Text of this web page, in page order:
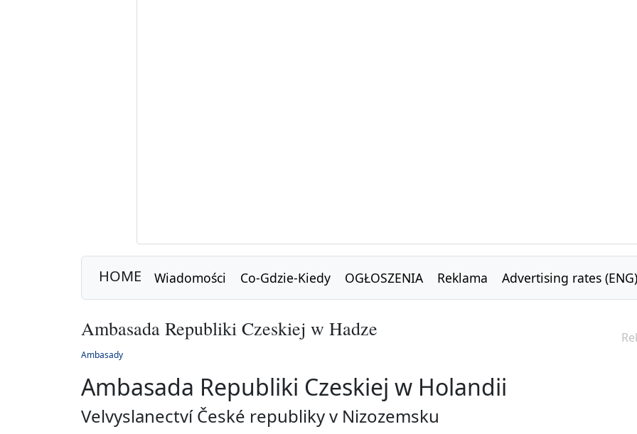
HOME Wiadomości Co-Gdzie-Kiedy OGŁOSZENIA Reklama Advertising rates (ENG)
Ambasada Republiki Czeskiej w Hadze
Ambasady
Ambasada Republiki Czeskiej w Holandii
Velvyslanectví České republiky v Nizozemsku